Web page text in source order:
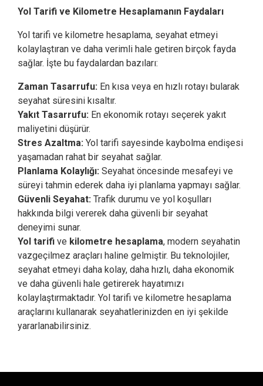
Yol Tarifi ve Kilometre Hesaplamanın Faydaları
Yol tarifi ve kilometre hesaplama, seyahat etmeyi
kolaylaştıran ve daha verimli hale getiren birçok fayda
sağlar. İşte bu faydalardan bazıları:
Zaman Tasarrufu: En kısa veya en hızlı rotayı bularak
seyahat süresini kısaltır.
Yakıt Tasarrufu: En ekonomik rotayı seçerek yakıt
maliyetini düşürür.
Stres Azaltma: Yol tarifi sayesinde kaybolma endişesi
yaşamadan rahat bir seyahat sağlar.
Planlama Kolaylığı: Seyahat öncesinde mesafeyi ve
süreyi tahmin ederek daha iyi planlama yapmayı sağlar.
Güvenli Seyahat: Trafik durumu ve yol koşulları
hakkında bilgi vererek daha güvenli bir seyahat
deneyimi sunar.
Yol tarifi ve kilometre hesaplama, modern seyahatin
vazgeçilmez araçları haline gelmiştir. Bu teknolojiler,
seyahat etmeyi daha kolay, daha hızlı, daha ekonomik
ve daha güvenli hale getirerek hayatımızı
kolaylaştırmaktadır. Yol tarifi ve kilometre hesaplama
araçlarını kullanarak seyahatlerinizden en iyi şekilde
yararlanabilirsiniz.